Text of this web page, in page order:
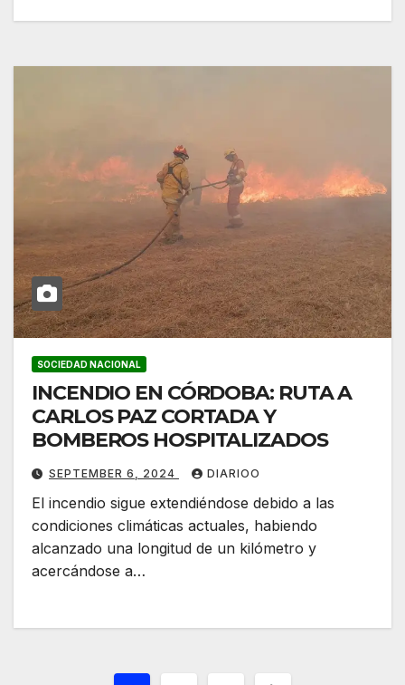
SOCIEDAD NACIONAL
INCENDIO EN CÓRDOBA: RUTA A
CARLOS PAZ CORTADA Y
BOMBEROS HOSPITALIZADOS
SEPTEMBER 6, 2024 DIARIOO
El incendio sigue extendiéndose debido a las
condiciones climáticas actuales, habiendo
alcanzado una longitud de un kilómetro y
acercándose a…